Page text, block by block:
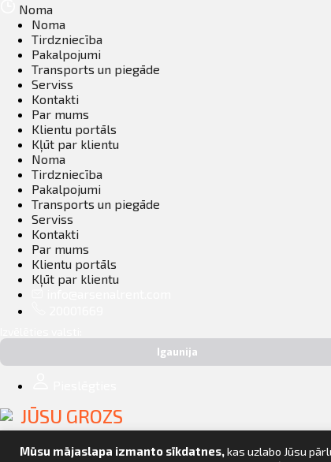
Mūsu mājaslapa izmanto sīkdatnes, kas uzlabo Jūsu
Noma
Noma
Tirdzniecība
Pakalpojumi
Transports un piegāde
Serviss
Kontakti
Par mums
Klientu portāls
Kļūt par klientu
Noma
Tirdzniecība
Pakalpojumi
Transports un piegāde
Serviss
Kontakti
Par mums
Klientu portāls
Kļūt par klientu
Igaunija
JŪSU GROZS